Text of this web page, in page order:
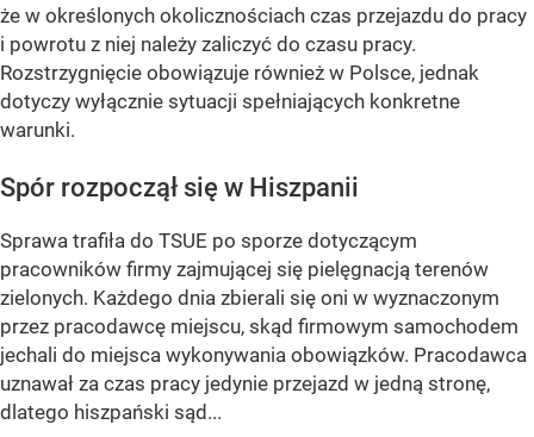
że w określonych okolicznościach czas przejazdu do pracy
i powrotu z niej należy zaliczyć do czasu pracy.
Rozstrzygnięcie obowiązuje również w Polsce, jednak
dotyczy wyłącznie sytuacji spełniających konkretne
warunki.
Spór rozpoczął się w Hiszpanii
Sprawa trafiła do TSUE po sporze dotyczącym
pracowników firmy zajmującej się pielęgnacją terenów
zielonych. Każdego dnia zbierali się oni w wyznaczonym
przez pracodawcę miejscu, skąd firmowym samochodem
jechali do miejsca wykonywania obowiązków. Pracodawca
uznawał za czas pracy jedynie przejazd w jedną stronę,
dlatego hiszpański sąd...